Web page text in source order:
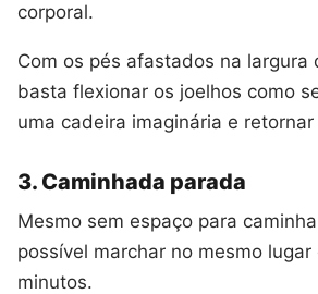
corporal.
Com os pés afastados na largura
basta flexionar os joelhos como
uma cadeira imaginária e
3. Caminhada parada
Mesmo sem espaço para
possível marchar no mesmo
minutos.